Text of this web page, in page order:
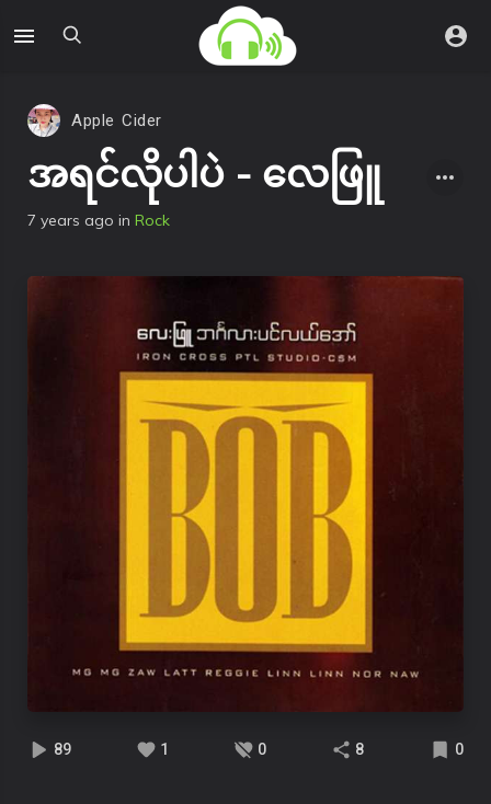
Apple Cider
အရင်လိုပါပဲ - လေဖြူ
7 years ago in Rock
89 1 0 8 0